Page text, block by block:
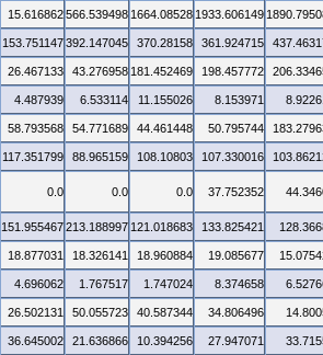
15.616862566.539498 1664.08528 1933.606149
153.751147392.147045 370.28158 361.924715
26.467133 43.276958 181.452469 198.457772
4.487939 6.533114 11.155026 8.153971
58.793568 54.771689 44.461448 50.795744
117.351799 88.965159 108.10803 107.330016
0.0 0.0 0.0 37.752352
151.955467213.188997 121.018683 133.825421
18.877031 18.326141 18.960884 19.085677
4.696062 1.767517 1.747024 8.374658
26.502131 50.055723 40.587344 34.806496
36.645002 21.636866 10.394256 27.947071